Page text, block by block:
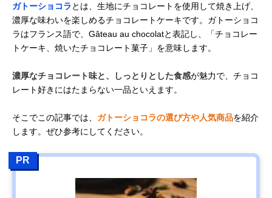
ガトーショコラとは、生地にチョコレートを使用して焼き上げ、
濃厚な味わいを楽しめるチョコレートケーキです。ガトーショコ
ラはフランス語で、Gâteau au chocolatと表記し、「チョコレー
トケーキ、焼いたチョコレート菓子」を意味します。
濃厚なチョコレート味と、しっとりとした食感が魅力で、チョコ
レート好きにはたまらない一品といえます。
そこでこの記事では、 ガトーショコラの選び方や人気商品を紹介
します。ぜひ参考にしてください。
PR